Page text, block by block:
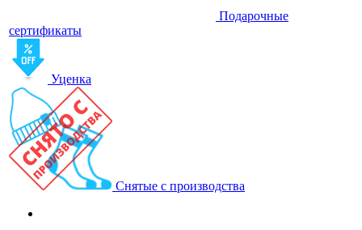
Подарочные
сертификаты
Уценка
Снятые с производства